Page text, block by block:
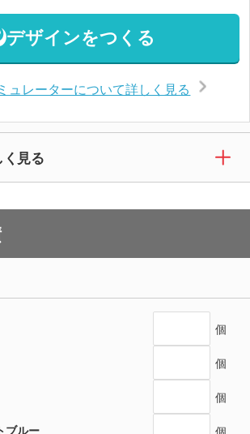
デザインをつくる
ュレーターについて詳しく見る
見る
個
個
個
ブルー 個